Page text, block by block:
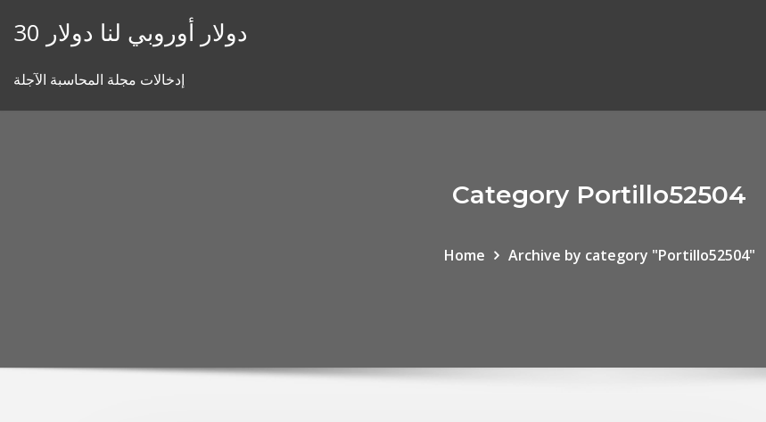
30 دولار أوروبي لنا دولار
إدخالات مجلة المحاسبة الآجلة
Category Portillo52504
Home Archive by category "Portillo52504"